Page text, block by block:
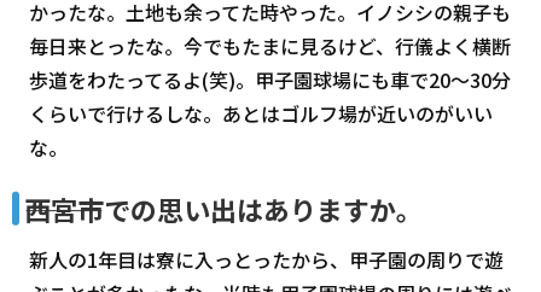
かったな。土地も余ってた時やった。イノシシの親子も
毎日来とったな。今でもたまに見るけど、行儀よく横断
歩道をわたってるよ(笑)。甲子園球場にも車で20～30分
くらいで行けるしな。あとはゴルフ場が近いのがいい
な。
―――西宮市での思い出はありますか。
新人の1年目は寮に入っとったから、甲子園の周りで遊